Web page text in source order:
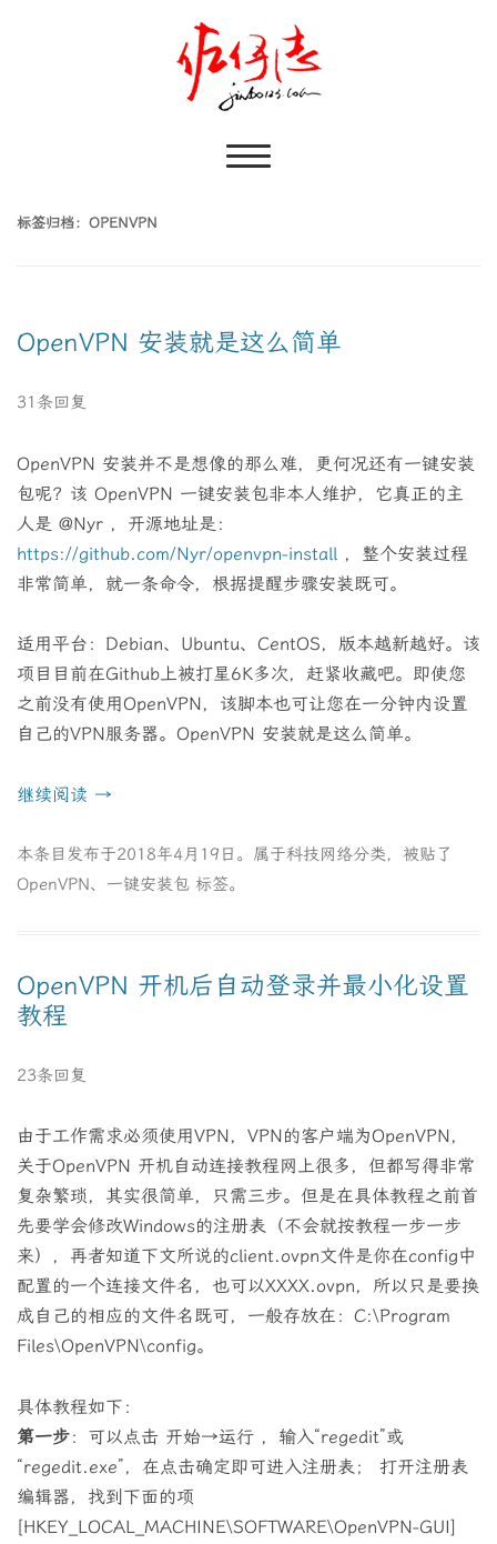
标签归档： OPENVPN
OpenVPN 安装就是这么简单
31条回复
OpenVPN 安装并不是想像的那么难，更何况还有一键安装
包呢？该 OpenVPN 一键安装包非本人维护，它真正的主
人是 @Nyr ，开源地址是：
https://github.com/Nyr/openvpn-install ，整个安装过程
非常简单，就一条命令，根据提醒步骤安装既可。
适用平台：Debian、Ubuntu、CentOS，版本越新越好。该
项目目前在Github上被打星6K多次，赶紧收藏吧。即使您
之前没有使用OpenVPN，该脚本也可让您在一分钟内设置
自己的VPN服务器。OpenVPN 安装就是这么简单。
继续阅读 →
本条目发布于2018年4月19日 。属于科技网络分类，被贴了
OpenVPN、 一键安装包 标签。
OpenVPN 开机后自动登录并最小化设置
教程
23条回复
由于工作需求必须使用VPN，VPN的客户端为OpenVPN，
关于OpenVPN 开机自动连接教程网上很多，但都写得非常
复杂繁琐，其实很简单，只需三步。但是在具体教程之前首
先要学会修改Windows的注册表（不会就按教程一步一步
来），再者知道下文所说的client.ovpn文件是你在config中
配置的一个连接文件名，也可以XXXX.ovpn，所以只是要换
成自己的相应的文件名既可，一般存放在：C:\Program
Files\OpenVPN\config。
具体教程如下：
第一步：可以点击 开始→运行 ，输入“regedit”或
“regedit.exe”，在点击确定即可进入注册表； 打开注册表
编辑器，找到下面的项
[HKEY_LOCAL_MACHINE\SOFTWARE\OpenVPN-GUI]